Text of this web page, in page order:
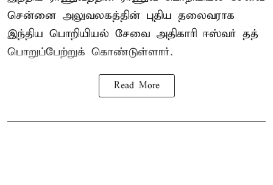
சென்னை அலுவலகத்தின் புதிய தலைவராக
இந்திய பொறியியல் சேவை அதிகாரி ஈஸ்வர் தத்
பொறுப்பேற்றுக் கொண்டுள்ளார்.
Read More